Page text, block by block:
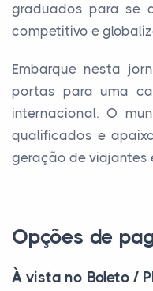
graduados para se
competitivo e
Embarque nesta
portas para uma
internacional. O
qualificados e
geração de viajantes
Opções de
À vista no Boleto /